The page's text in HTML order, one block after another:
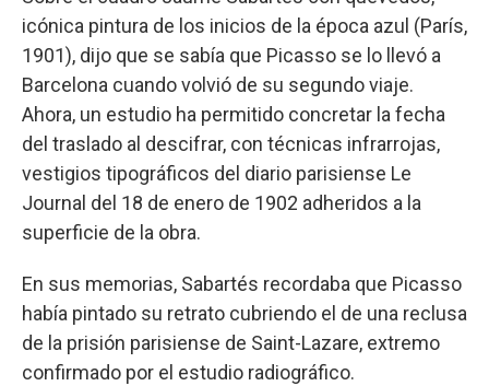
icónica pintura de los inicios de la época azul (París,
1901), dijo que se sabía que Picasso se lo llevó a
Barcelona cuando volvió de su segundo viaje.
Ahora, un estudio ha permitido concretar la fecha
del traslado al descifrar, con técnicas infrarrojas,
vestigios tipográficos del diario parisiense Le
Journal del 18 de enero de 1902 adheridos a la
superficie de la obra.
En sus memorias, Sabartés recordaba que Picasso
había pintado su retrato cubriendo el de una reclusa
de la prisión parisiense de Saint-Lazare, extremo
confirmado por el estudio radiográfico.